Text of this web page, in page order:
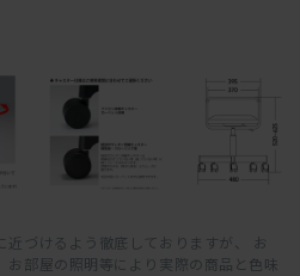
づけるよう徹底しておりますが、 お
お部屋の照明等により実際の商品と色味